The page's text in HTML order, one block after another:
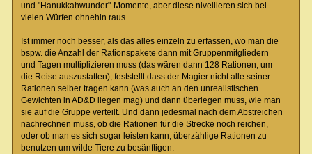
und "Hanukkahwunder"-Momente, aber diese nivellieren sich bei
vielen Würfen ohnehin raus.
Ist immer noch besser, als das alles einzeln zu erfassen, wo man die
bspw. die Anzahl der Rationspakete dann mit Gruppenmitgliedern
und Tagen multiplizieren muss (das wären dann 128 Rationen, um
die Reise auszustatten), feststellt dass der Magier nicht alle seiner
Rationen selber tragen kann (was auch an den unrealistischen
Gewichten in AD&D liegen mag) und dann überlegen muss, wie man
sie auf die Gruppe verteilt. Und dann jedesmal nach dem Abstreichen
nachrechnen muss, ob die Rationen für die Strecke noch reichen,
oder ob man es sich sogar leisten kann, überzählige Rationen zu
benutzen um wilde Tiere zu besänftigen.